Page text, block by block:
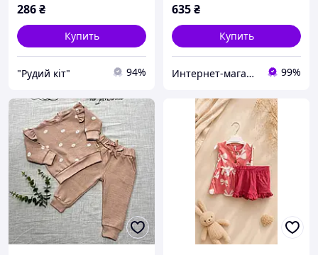
12/24 80/92 см Цвет
286₴
Купить
"Рудий кіт" 94%
635₴
Купить
Интернет-магазин для настоящих мам 99%